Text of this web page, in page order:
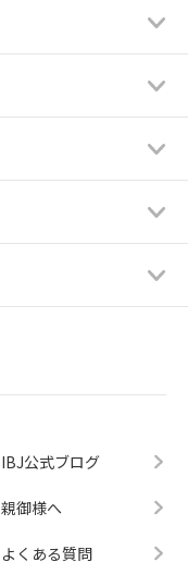
IBJ公式ブログ
親御様へ
よくある質問